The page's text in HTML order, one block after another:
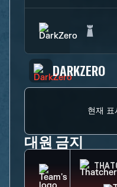
DARKZERO
현재 표
대원 금지